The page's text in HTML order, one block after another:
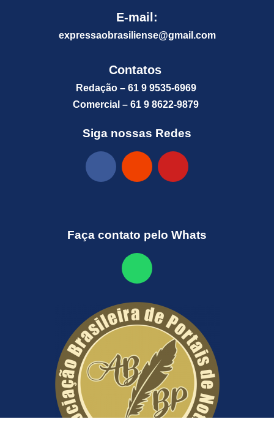
E-mail:
expressaobrasiliense@gmail.com
Contatos
Redação – 61 9 9535-6969
Comercial – 61 9 8622-9879
Siga nossas Redes
Faça contato pelo Whats